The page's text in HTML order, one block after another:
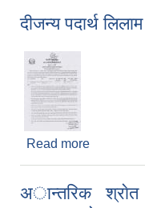
दीजन्य पदार्थ
Read more
अान्तरिक श्राेत